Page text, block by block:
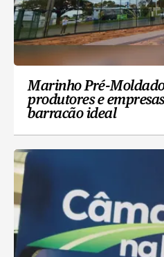
Marinho Pré-
produtores e
barracão ideal